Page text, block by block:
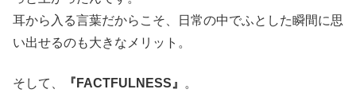
耳から入る言葉だからこそ、日常の中でふとした瞬間に思
い出せるのも大きなメリット。
そして、 『FACTFULNESS』
。